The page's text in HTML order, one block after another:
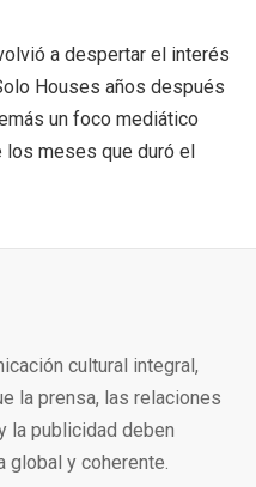
a despertar el interés
Houses años después
un foco mediático
meses que duró el
cultural integral,
la prensa, las relaciones
la publicidad deben
global y coherente.